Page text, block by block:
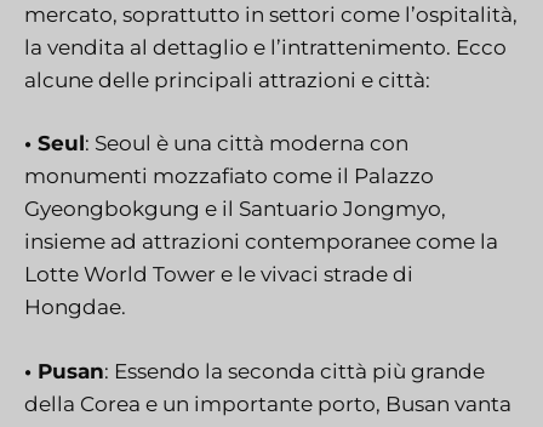
mercato, soprattutto in settori come l’ospitalità,
la vendita al dettaglio e l’intrattenimento. Ecco
alcune delle principali attrazioni e città:
• Seul: Seoul è una città moderna con
monumenti mozzafiato come il Palazzo
Gyeongbokgung e il Santuario Jongmyo,
insieme ad attrazioni contemporanee come la
Lotte World Tower e le vivaci strade di
Hongdae.
• Pusan: Essendo la seconda città più grande
della Corea e un importante porto, Busan vanta